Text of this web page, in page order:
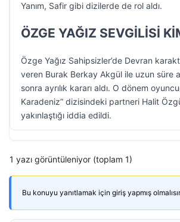
Yanım, Safir gibi dizilerde de rol aldı.
ÖZGE YAĞIZ SEVGİLİSİ
Özge Yağız Sahipsizler’de Devran
veren Burak Berkay Akgül ile uzun süre
sonra ayrılık kararı aldı. O dönem
Karadeniz” dizisindeki partneri Halit
yakınlaştığı iddia edildi.
1 yazı görüntüleniyor (toplam 1)
Bu konuyu yanıtlamak için giriş yapmış